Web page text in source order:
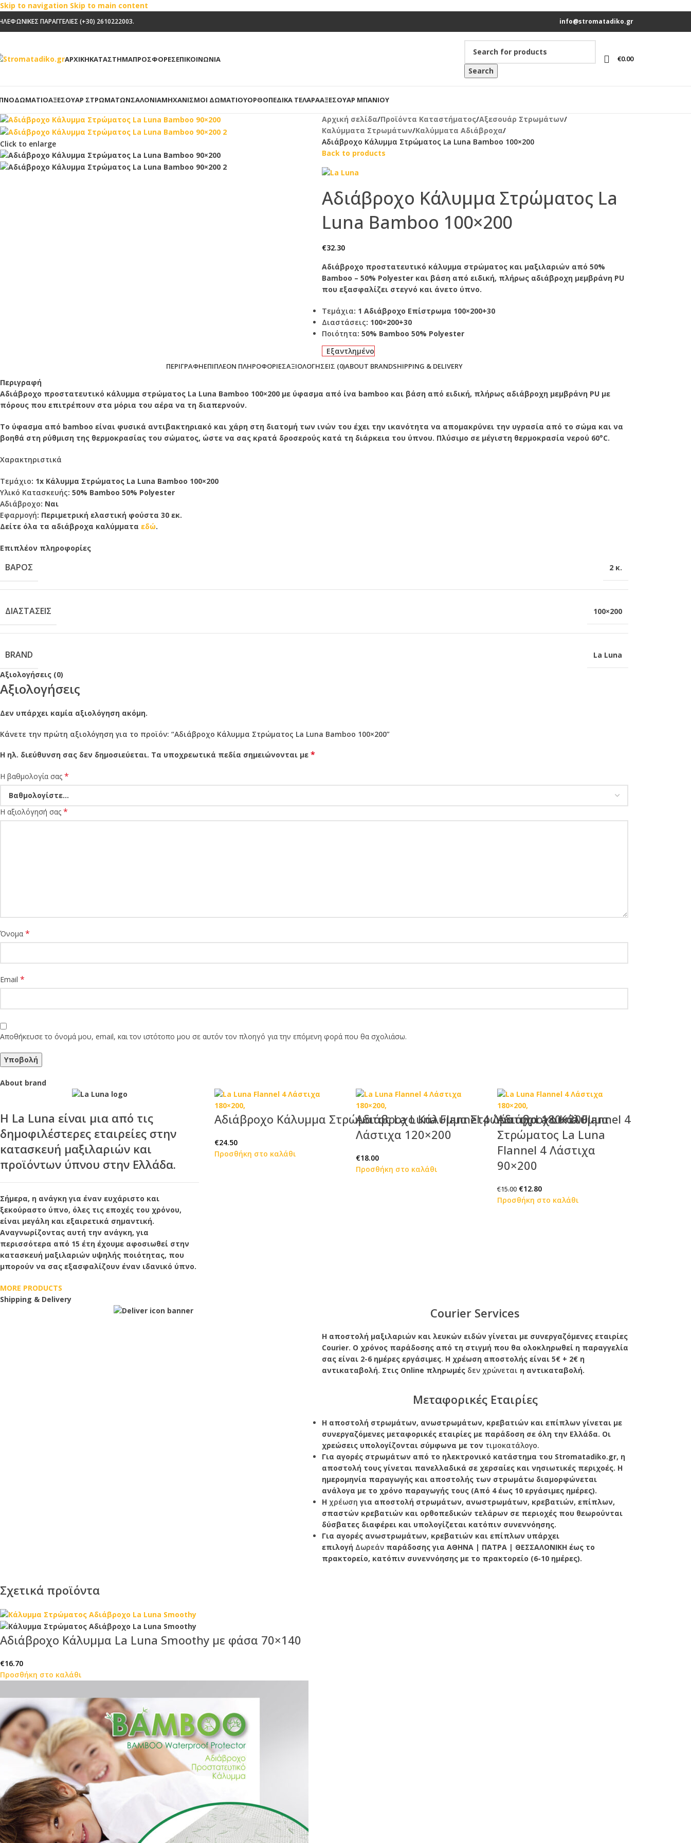
Skip to navigation Skip to main content
ΠΑΡΑΓΓΕΛΙΕΣ (+30) 2610222003. info@stromatadiko.gr
ΑΡΧΙΚΗΚΑΤΑΣΤΗΜΑΠΡΟΣΦΟΡΕΣΕΠΙΚΟΙΝΩΝΙΑ
Search
€0.00
ΑΞΕΣΟΥΆΡ ΣΤΡΩΜΆΤΩΝΣΑΛΌΝΙΑΜΗΧΑΝΙΣΜΟΊ ΔΩΜΑΤΊΟΥΟΡΘΟΠΕΔΙΚΆ ΤΕΛΆΡΑΑΞΕΣΟΥΆΡ ΜΠΆΝΙΟΥ
Click to enlarge
Αρχική σελίδα/Προϊόντα Καταστήματος/Αξεσουάρ Στρωμάτων/
Καλύμματα Στρωμάτων/Καλύμματα Αδιάβροχα/
Αδιάβροχο Κάλυμμα Στρώματος La Luna Bamboo 100×200
Back to products
Αδιάβροχο Κάλυμμα Στρώματος La
Luna Bamboo 100×200
€32.30
Αδιάβροχο προστατευτικό κάλυμμα στρώματος και μαξιλαριών από 50%
Bamboo – 50% Polyester και βάση από ειδική, πλήρως αδιάβροχη μεμβράνη PU
που εξασφαλίζει στεγνό και άνετο ύπνο.
Τεμάχια: 1 Αδιάβροχο Επίστρωμα 100×200+30
Διαστάσεις: 100×200+30
Ποιότητα: 50% Bamboo 50% Polyester
Εξαντλημένο
ΠΕΡΙΓΡΑΦΉΕΠΙΠΛΈΟΝ ΠΛΗΡΟΦΟΡΊΕΣΑΞΙΟΛΟΓΉΣΕΙΣ (0)ABOUT BRANDSHIPPING & DELIVERY
Περιγραφή
Αδιάβροχο προστατευτικό κάλυμμα στρώματος La Luna Bamboo 100×200 με ύφασμα από ίνα bamboo και βάση από ειδική, πλήρως αδιάβροχη μεμβράνη PU με
πόρους που επιτρέπουν στα μόρια του αέρα να τη διαπερνούν.
Το ύφασμα από bamboo είναι φυσικά αντιβακτηριακό και χάρη στη διατομή των ινών του έχει την ικανότητα να απομακρύνει την υγρασία από το σώμα και να
βοηθά στη ρύθμιση της θερμοκρασίας του σώματος, ώστε να σας κρατά δροσερούς κατά τη διάρκεια του ύπνου. Πλύσιμο σε μέγιστη θερμοκρασία νερού 60°C.
Χαρακτηριστικά
Τεμάχιο: 1x Κάλυμμα Στρώματος La Luna Bamboo 100×200
Υλικό Κατασκευής: 50% Bamboo 50% Polyester
Αδιάβροχο: Ναι
Εφαρμογή: Περιμετρική ελαστική φούστα 30 εκ.
Δείτε όλα τα αδιάβροχα καλύμματα εδώ.
Επιπλέον πληροφορίες
ΒΆΡΟΣ 2 κ.
ΔΙΑΣΤΆΣΕΙΣ 100×200
BRAND
La Luna
Αξιολογήσεις (0)
Αξιολογήσεις
Δεν υπάρχει καμία αξιολόγηση ακόμη.
Κάνετε την πρώτη αξιολόγηση για το προϊόν: “Αδιάβροχο Κάλυμμα Στρώματος La Luna Bamboo 100×200”
Η ηλ. διεύθυνση σας δεν δημοσιεύεται. Τα υποχρεωτικά πεδία σημειώνονται με *
Η βαθμολογία σας *
Η αξιολόγησή σας *
Όνομα *
Email *
Αποθήκευσε το όνομά μου, email, και τον ιστότοπο μου σε αυτόν τον πλοηγό για την επόμενη φορά που θα σχολιάσω.
About brand
Η La Luna είναι μια από τις
δημοφιλέστερες εταιρείες στην
κατασκευή μαξιλαριών και
προϊόντων ύπνου στην Ελλάδα.
Σήμερα, η ανάγκη για έναν ευχάριστο και
ξεκούραστο ύπνο, όλες τις εποχές του χρόνου,
είναι μεγάλη και εξαιρετικά σημαντική.
Αναγνωρίζοντας αυτή την ανάγκη, για
περισσότερα από 15 έτη έχουμε αφοσιωθεί στην
κατασκευή μαξιλαριών υψηλής ποιότητας, που
μπορούν να σας εξασφαλίζουν έναν ιδανικό ύπνο.
MORE PRODUCTS
Αδιάβροχο Κάλυμμα Στρώματος La Luna Flannel 4 Λάστιχα 180×200
€24.50
Προσθήκη στο καλάθι
Αδιάβροχο Κάλυμμα Στρώματος La Luna Flannel 4
Λάστιχα 120×200
€18.00
Προσθήκη στο καλάθι
Αδιάβροχο Κάλυμμα
Στρώματος La Luna
Flannel 4 Λάστιχα
90×200
€15.00 €12.80
Προσθήκη στο καλάθι
Shipping & Delivery
Courier Services
Η αποστολή μαξιλαριών και λευκών ειδών γίνεται με συνεργαζόμενες εταιρίες
Courier. Ο χρόνος παράδοσης από τη στιγμή που θα ολοκληρωθεί η παραγγελία
σας είναι 2-6 ημέρες εργάσιμες. Η χρέωση αποστολής είναι 5€ + 2€ η
αντικαταβολή. Στις Online πληρωμές δεν χρώνεται η αντικαταβολή.
Μεταφορικές Εταιρίες
Η αποστολή στρωμάτων, ανωστρωμάτων, κρεβατιών και επίπλων γίνεται με
συνεργαζόμενες μεταφορικές εταιρίες με παράδοση σε όλη την Ελλάδα. Οι
χρεώσεις υπολογίζονται σύμφωνα με τον τιμοκατάλογο.
Για αγορές στρωμάτων από το ηλεκτρονικό κατάστημα του Stromatadiko.gr, η
αποστολή τους γίνεται πανελλαδικά σε χερσαίες και νησιωτικές περιχοές. Η
ημερομηνία παραγωγής και αποστολής των στρωμάτω διαμορφώνεται
ανάλογα με το χρόνο παραγωγής τους (Από 4 έως 10 εργάσιμες ημέρες).
Η χρέωση για αποστολή στρωμάτων, ανωστρωμάτων, κρεβατιών, επίπλων,
σπαστών κρεβατιών και ορθοπεδικών τελάρων σε περιοχές που θεωρούνται
δύσβατες διαφέρει και υπολογίζεται κατόπιν συνεννόησης.
Για αγορές ανωστρωμάτων, κρεβατιών και επίπλων υπάρχει
επιλογή Δωρεάν παράδοσης για ΑΘΗΝΑ | ΠΑΤΡΑ | ΘΕΣΣΑΛΟΝΙΚΗ έως το
πρακτορείο, κατόπιν συνεννόησης με το πρακτορείο (6-10 ημέρες).
Σχετικά προϊόντα
Αδιάβροχο Κάλυμμα La Luna Smoothy με φάσα 70×140
€16.70
Προσθήκη στο καλάθι